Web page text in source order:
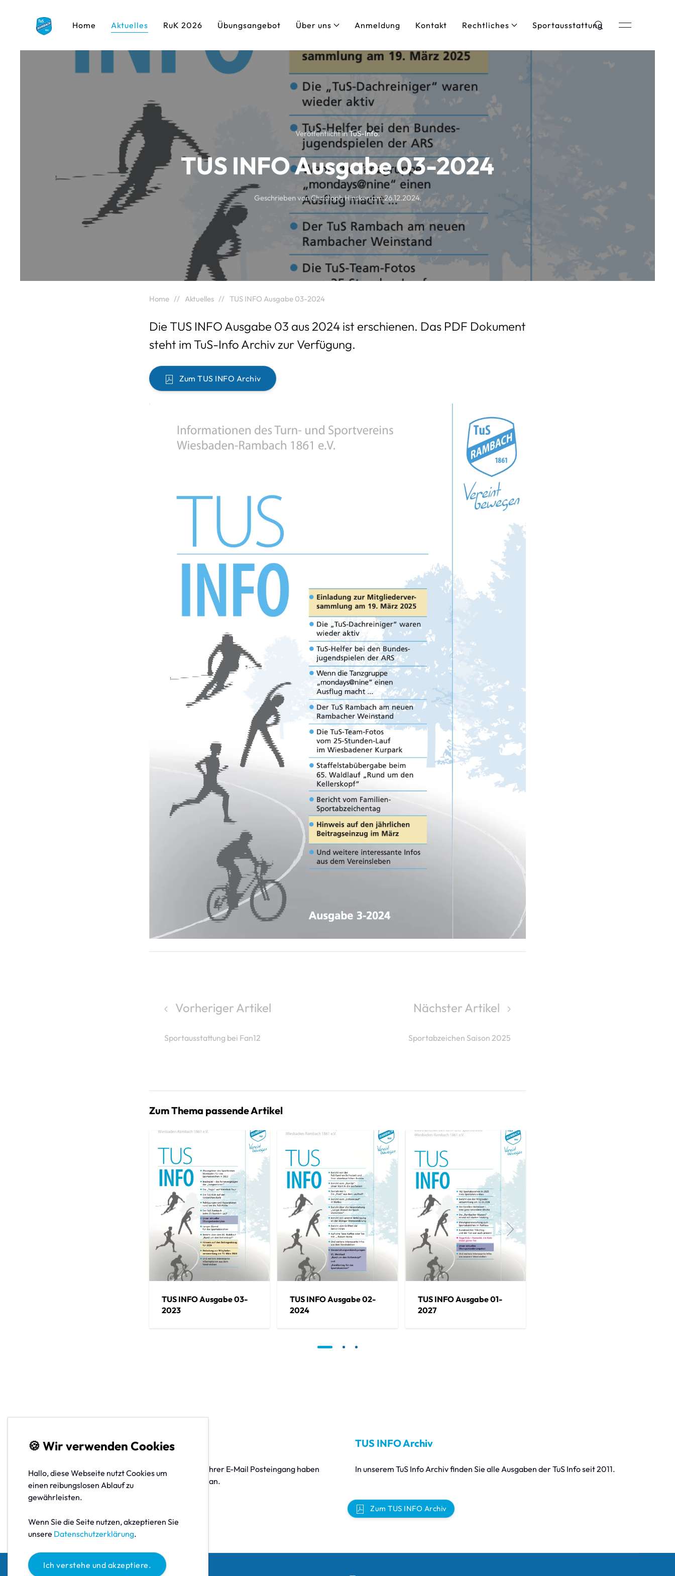
Home Aktuelles RuK 2026 Übungsangebot Über uns Anmeldung Kontakt Rechtliches Sportausstattung
Veröffentlicht inTuS-Info.
TUS INFO Ausgabe 03-2024
Geschrieben von Christoph Hinsken am26.12.2024.
Home Aktuelles TUS INFO Ausgabe 03-2024
Die TUS INFO Ausgabe 03 aus 2024 ist erschienen. Das PDF Dokument
steht im TuS-Info Archiv zur Verfügung.
Zum TUS INFO Archiv
Vorheriger Artikel
Sportausstattung bei Fan12
Nächster Artikel
Sportabzeichen Saison 2025
Zum Thema passende Artikel
TUS INFO Ausgabe 03-
2023
TUS INFO Ausgabe 02-
2024
TUS INFO Ausgabe 01-
2027
TuS Newsletter
Wenn Sie aktuelle Neuigkeiten vom TuS direkt in Ihrer E-Mail Posteingang haben
möchten melden Sie sich zu unserem Newsletter an.
TUS INFO Archiv
In unserem TuS Info Archiv finden Sie alle Ausgaben der TuS Info seit 2011.
Zum TUS INFO Archiv
🍪 Wir verwenden Cookies
Hallo, diese Webseite nutzt Cookies um
einen reibungslosen Ablauf zu
gewährleisten.
Wenn Sie die Seite nutzen, akzeptieren Sie
unsere Datenschutzerklärung.
Ich verstehe und akzeptiere.